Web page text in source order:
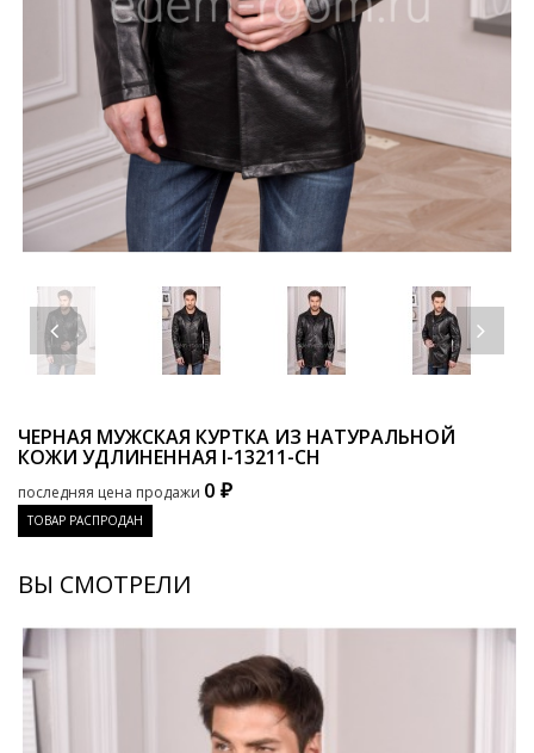
ЧЕРНАЯ МУЖСКАЯ КУРТКА ИЗ НАТУРАЛЬНОЙ
КОЖИ УДЛИНЕННАЯ I-13211-CH
последняя цена продажи 0 ₽
ТОВАР РАСПРОДАН
ВЫ СМОТРЕЛИ